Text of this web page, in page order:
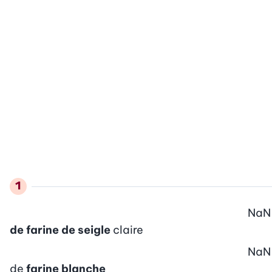
de farine de seigle claire
NaN
de farine blanche
NaN